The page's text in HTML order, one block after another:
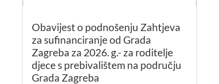
Obavijest o podnošenju Zahtjeva
za sufinanciranje od Grada
Zagreba za 2026. g.- za roditelje
djece s prebivalištem na području
Grada Zagreba